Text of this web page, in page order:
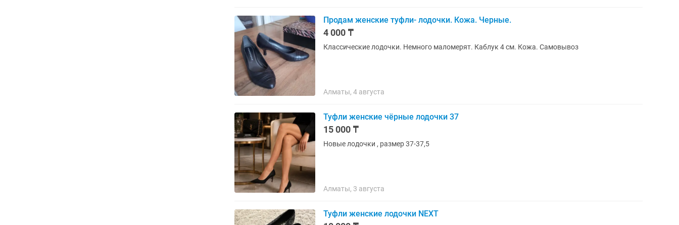
Продам женские туфли- лодочки. Кожа. Черные.
4 000 ₸
Классические лодочки. Немного маломерят. Каблук 4 см. Кожа. Самовывоз
Алматы, 4 августа
Туфли женские чёрные лодочки 37
15 000 ₸
Новые лодочки , размер 37-37,5
Алматы, 3 августа
Туфли женские лодочки NEXT